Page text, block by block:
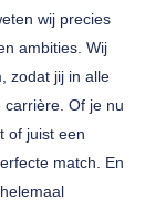
wij precies
ambities. Wij
zodat jij in alle
Of je nu
of juist een
match. En